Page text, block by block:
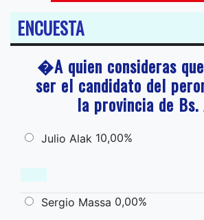
ENCUESTA
�A quien consideras
ser el candidato del
la provincia de Bs.
Julio Alak 10,00%
Sergio Massa 0,00%